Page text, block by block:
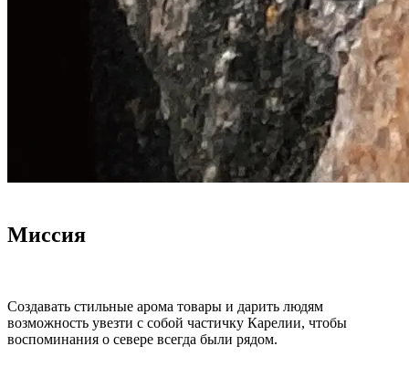
Миссия
Создавать стильные арома товары и дарить людям
возможность увезти с собой частичку Карелии, чтобы
воспоминания о севере всегда были рядом.